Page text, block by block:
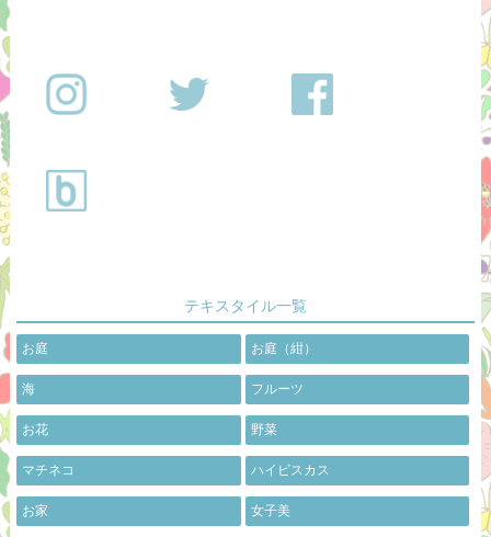
テキスタイル一覧
お庭 お庭（紺）
海 フルーツ
お花 野菜
マチネコ ハイビスカス
お家 女子美